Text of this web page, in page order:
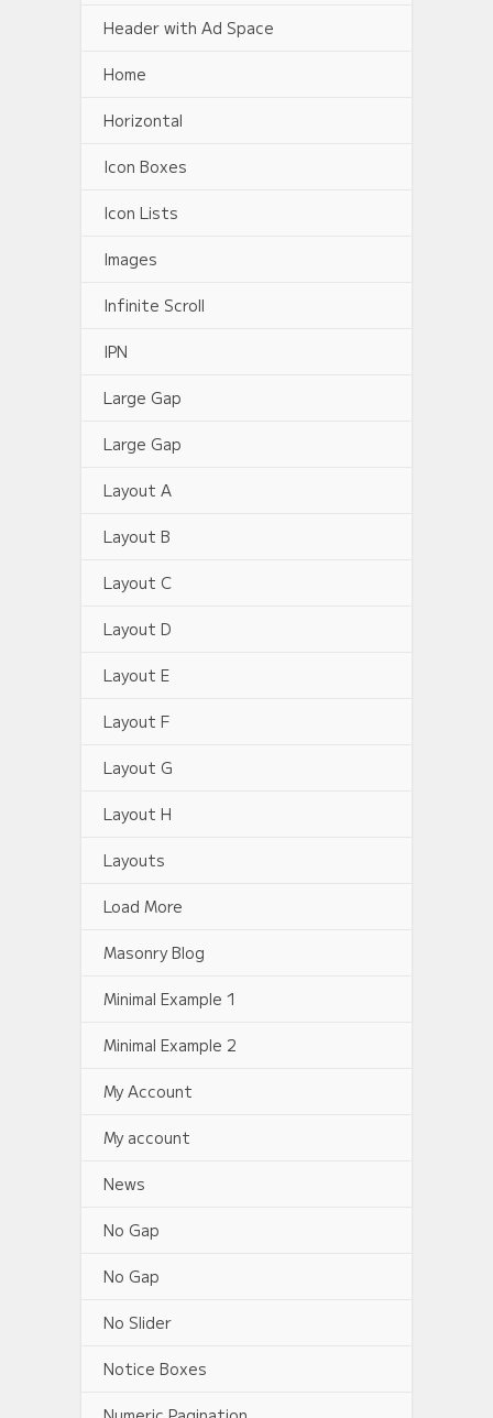
Header with Ad Space
Home
Horizontal
Icon Boxes
Icon Lists
Images
Infinite Scroll
IPN
Large Gap
Large Gap
Layout A
Layout B
Layout C
Layout D
Layout E
Layout F
Layout G
Layout H
Layouts
Load More
Masonry Blog
Minimal Example 1
Minimal Example 2
My Account
My account
News
No Gap
No Gap
No Slider
Notice Boxes